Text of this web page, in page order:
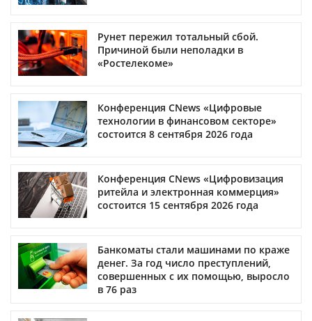
Рунет пережил тотальный сбой.
Причиной были неполадки в
«Ростелекоме»
Конференция CNews «Цифровые
технологии в финансовом секторе»
состоится 8 сентября 2026 года
Конференция CNews «Цифровизация
ритейла и электронная коммерция»
состоится 15 сентября 2026 года
Банкоматы стали машинами по краже
денег. За год число преступлений,
совершенных с их помощью, выросло
в 76 раз